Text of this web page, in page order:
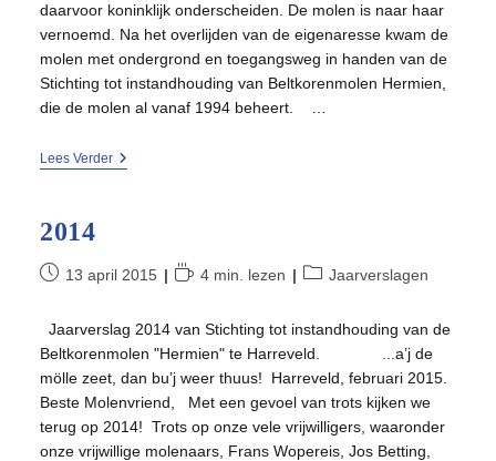
daarvoor koninklijk onderscheiden. De molen is naar haar
vernoemd. Na het overlijden van de eigenaresse kwam de
molen met ondergrond en toegangsweg in handen van de
Stichting tot instandhouding van Beltkorenmolen Hermien,
die de molen al vanaf 1994 beheert. …
Lees Verder2016
2014
Bericht13 april 2015 Leestijd:
4 min. lezen Berichtcategorie:
Jaarverslagen
Jaarverslag 2014 van Stichting tot instandhouding van de
Beltkorenmolen "Hermien" te Harreveld. ...a’j de
mölle zeet, dan bu’j weer thuus! Harreveld, februari 2015.
Beste Molenvriend, Met een gevoel van trots kijken we
terug op 2014! Trots op onze vele vrijwilligers, waaronder
onze vrijwillige molenaars, Frans Wopereis, Jos Betting,